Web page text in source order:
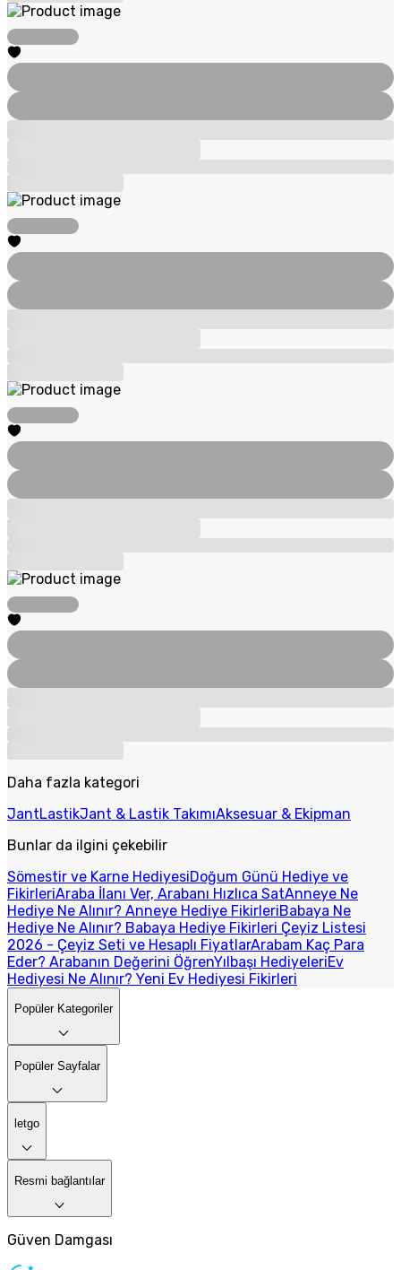
Daha fazla kategori
JantLastikJant & Lastik TakımıAksesuar & Ekipman
Bunlar da ilgini çekebilir
Sömestir ve Karne HediyesiDoğum Günü Hediye ve
FikirleriAraba İlanı Ver, Arabanı Hızlıca SatAnneye Ne
Hediye Ne Alınır? Anneye Hediye FikirleriBabaya Ne
Hediye Ne Alınır? Babaya Hediye Fikirleri Çeyiz Listesi
2026 - Çeyiz Seti ve Hesaplı FiyatlarArabam Kaç Para
Eder? Arabanın Değerini ÖğrenYılbaşı HediyeleriEv
Hediyesi Ne Alınır? Yeni Ev Hediyesi Fikirleri
Popüler Kategoriler
Popüler Sayfalar
letgo
Resmi bağlantılar
Güven Damgası